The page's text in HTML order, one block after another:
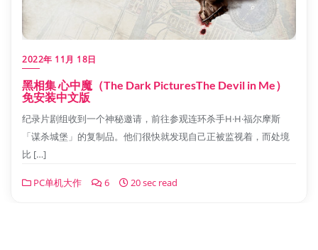
2022年 11月 18日
黑相集 心中魔（The Dark PicturesThe Devil in Me）
免安装中文版
纪录片剧组收到一个神秘邀请，前往参观连环杀手H·H·福尔摩斯
「谋杀城堡」的复制品。他们很快就发现自己正被监视着，而处境
比 […]
PC单机大作 6 20 sec read